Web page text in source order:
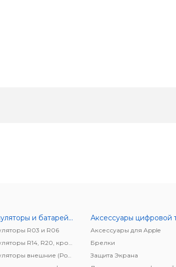
Аккумуляторы и батарейки
R03 и R06
Аксессуары для Apple
Брелки
Защита Экрана